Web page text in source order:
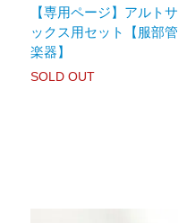
【専用ページ】アルトサ
ックス用セット【服部管
楽器】
SOLD OUT